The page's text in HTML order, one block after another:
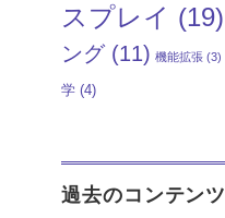
スプレイ (19)
ング(11) 機能拡張 (3)
学 (4)
過去のコンテンツ